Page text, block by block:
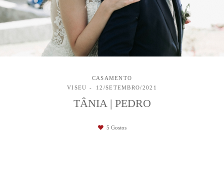
CASAMENTO
VISEU
12/SETEMBRO/2021
TÂNIA | PEDRO
5 Gostos